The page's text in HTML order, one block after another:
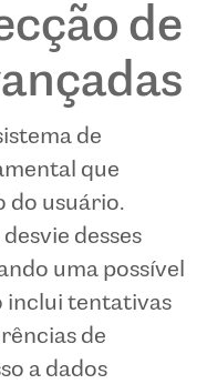
de
de
que
do usuário.
desses
uma possível
inclui tentativas
de
a dados